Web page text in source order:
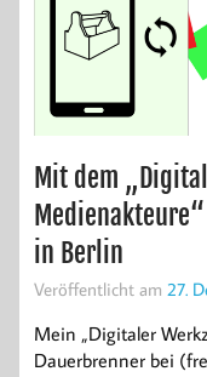
Mit dem
in Berlin
Veröffentlicht am 27.
Mein „Digitaler
Dauerbrenner bei